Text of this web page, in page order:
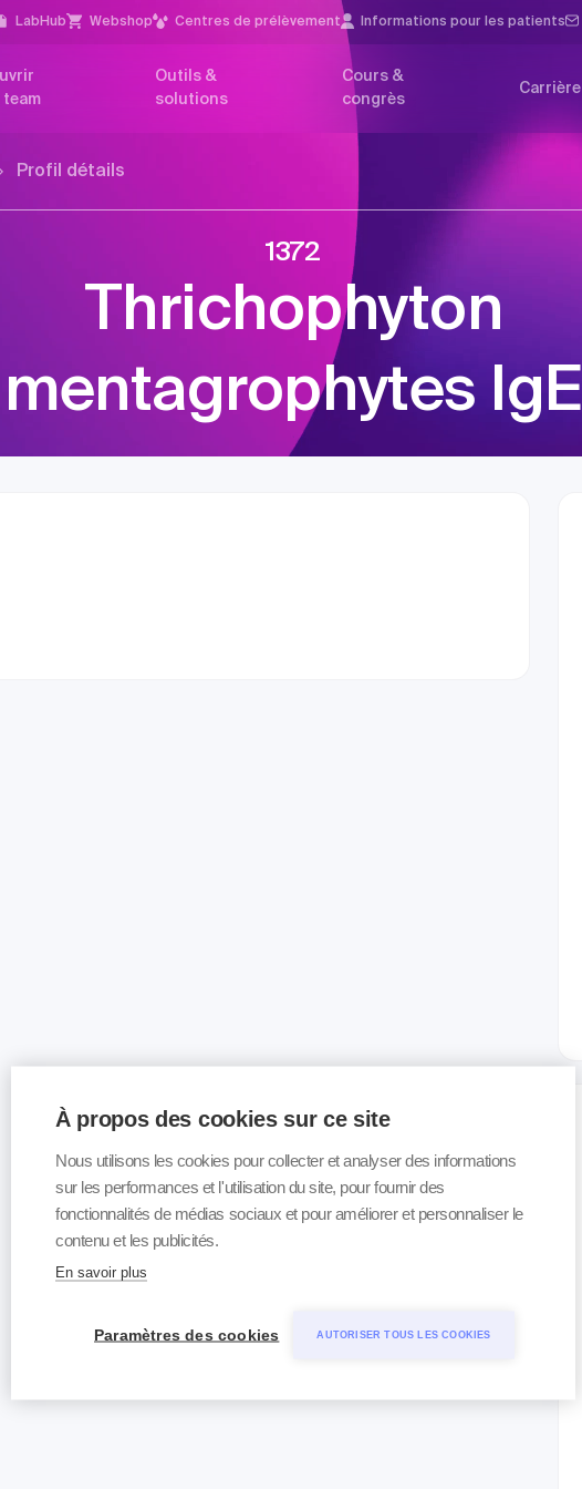
LabHub Webshop Centres de prélèvement Infor­mations pour les patients
team
Outils &
solutions
Cours &
congrès
Carrière
Profil détails
1372
Thrichophyton
mentagrophytes IgE
À propos des cookies sur ce site
Nous utilisons les cookies pour collecter et analyser des informations
sur les performances et l'utilisation du site, pour fournir des
fonctionnalités de médias sociaux et pour améliorer et personnaliser le
contenu et les publicités.
En savoir plus
Paramètres des cookies AUTORISER TOUS LES COOKIES